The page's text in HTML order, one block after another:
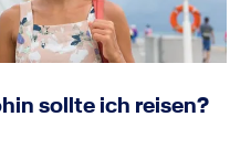
sollte ich reisen?